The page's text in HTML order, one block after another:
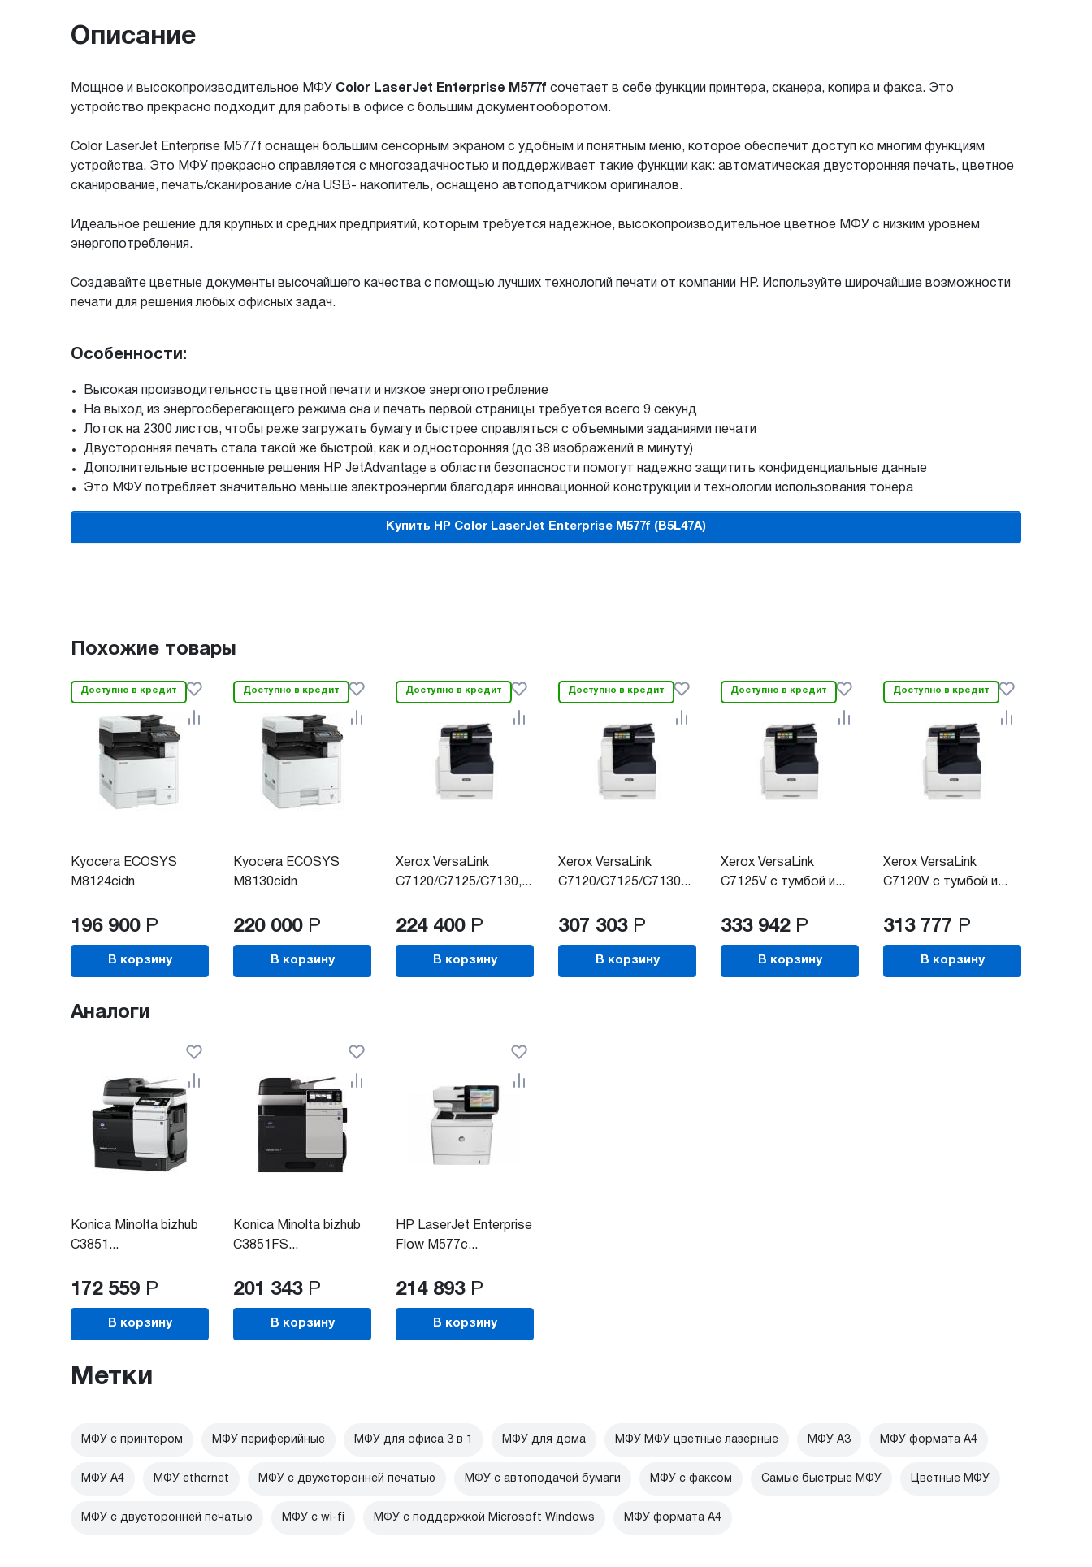
Описание
Мощное и высокопроизводительное МФУ Color LaserJet Enterprise M577f сочетает в себе функции принтера, сканера, копира и факса. Это
устройство прекрасно подходит для работы в офисе с большим документооборотом.
Color LaserJet Enterprise M577f оснащен большим сенсорным экраном с удобным и понятным меню, которое обеспечит доступ ко многим функциям
устройства. Это МФУ прекрасно справляется с многозадачностью и поддерживает такие функции как: автоматическая двусторонняя печать, цветное
сканирование, печать/сканирование с/на USB- накопитель, оснащено автоподатчиком оригиналов.
Идеальное решение для крупных и средних предприятий, которым требуется надежное, высокопроизводительное цветное МФУ с низким уровнем
энергопотребления.
Создавайте цветные документы высочайшего качества с помощью лучших технологий печати от компании HP. Используйте широчайшие возможности
печати для решения любых офисных задач.
Особенности:
Высокая производительность цветной печати и низкое энергопотребление
На выход из энергосберегающего режима сна и печать первой страницы требуется всего 9 секунд
Лоток на 2300 листов, чтобы реже загружать бумагу и быстрее справляться с объемными заданиями печати
Двусторонняя печать стала такой же быстрой, как и односторонняя (до 38 изображений в минуту)
Дополнительные встроенные решения HP JetAdvantage в области безопасности помогут надежно защитить конфиденциальные данные
Это МФУ потребляет значительно меньше электроэнергии благодаря инновационной конструкции и технологии использования тонера
Купить HP Color LaserJet Enterprise M577f (B5L47A)
Похожие товары
Доступно в кредит
Kyocera ECOSYS
M8124cidn
196 900 Р
В корзину
Доступно в кредит
Kyocera ECOSYS
M8130cidn
220 000 Р
В корзину
Доступно в кредит
Xerox VersaLink
C7120/C7125/C7130,...
224 400 Р
В корзину
Доступно в кредит
Xerox VersaLink
C7120/C7125/C7130...
307 303 Р
В корзину
Доступно в кредит
Xerox VersaLink
C7125V с тумбой и...
333 942 Р
В корзину
Доступно в кредит
Xerox VersaLink
C7120V с тумбой и...
313 777 Р
В корзину
Аналоги
Konica Minolta bizhub
C3851...
172 559 Р
В корзину
Konica Minolta bizhub
C3851FS...
201 343 Р
В корзину
HP LaserJet Enterprise
Flow M577c...
214 893 Р
В корзину
Метки
МФУ с принтером МФУ периферийные МФУ для офиса 3 в 1 МФУ для дома МФУ МФУ цветные лазерные МФУ А3 МФУ формата А4
МФУ А4 МФУ ethernet МФУ с двухсторонней печатью МФУ с автоподачей бумаги МФУ с факсом Самые быстрые МФУ Цветные МФУ
МФУ с двусторонней печатью МФУ c wi-fi МФУ с поддержкой Microsoft Windows МФУ формата А4